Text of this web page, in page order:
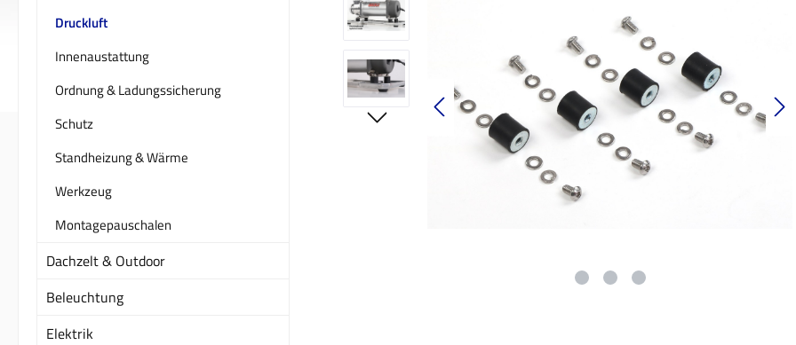
Druckluft
Innenaustattung
Ordnung & Ladungssicherung
Schutz
Standheizung & Wärme
Werkzeug
Montagepauschalen
Dachzelt & Outdoor
Beleuchtung
Elektrik